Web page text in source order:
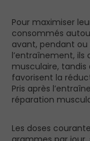
Pour maximiser
consommés
avant, pendant ou
l’entraînement,
musculaire, tandis
favorisent la
Pris après
réparation
Les doses